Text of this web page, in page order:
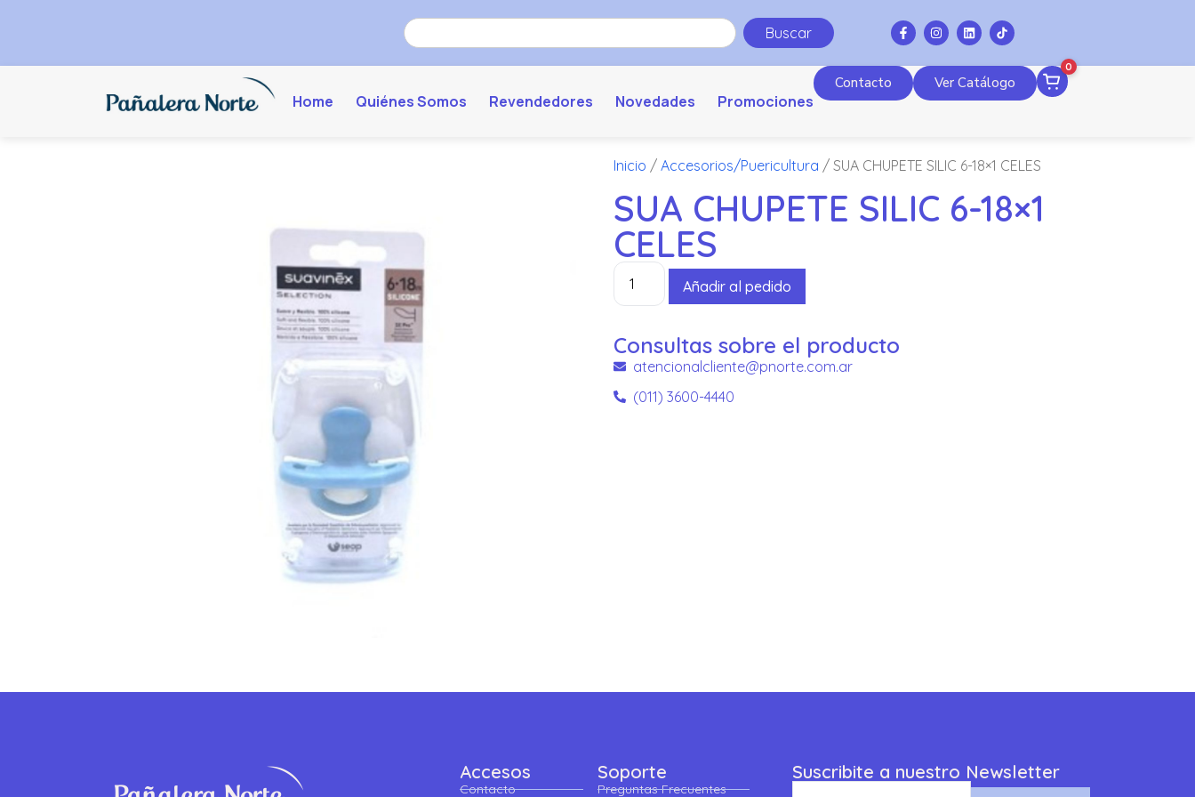
Buscar
Home Quiénes Somos Revendedores Novedades Promociones
Contacto Ver Catálogo
0
Inicio / Accesorios/Puericultura / SUA CHUPETE SILIC 6-18×1 CELES
SUA CHUPETE SILIC 6-18×1
CELES
Añadir al pedido
Consultas sobre el producto
atencionalcliente@pnorte.com.ar
(011) 3600-4440
Accesos
Contacto
Soporte
Preguntas Frecuentes
Suscribite a nuestro Newsletter